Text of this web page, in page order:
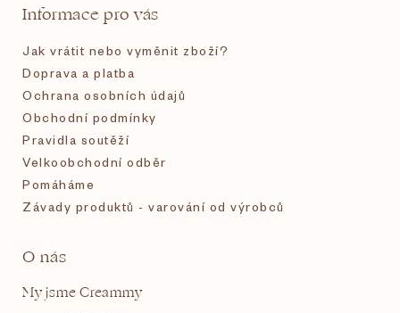
Informace pro vás
Jak vrátit nebo vyměnit zboží?
Doprava a platba
Ochrana osobních údajů
Obchodní podmínky
Pravidla soutěží
Velkoobchodní odběr
Pomáháme
Závady produktů - varování od výrobců
O nás
My jsme Creammy